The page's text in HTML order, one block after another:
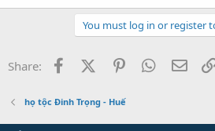
You must log in or register
Share: FacebookX (Twitter)PinterestWhatsApp
họ tộc Đinh Trọng - Huế